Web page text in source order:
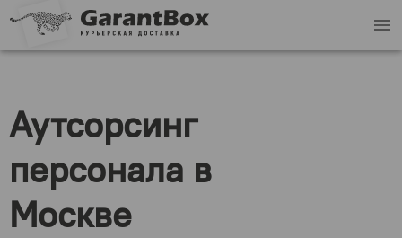
menu
Аутсорсинг
персонала в
Москве